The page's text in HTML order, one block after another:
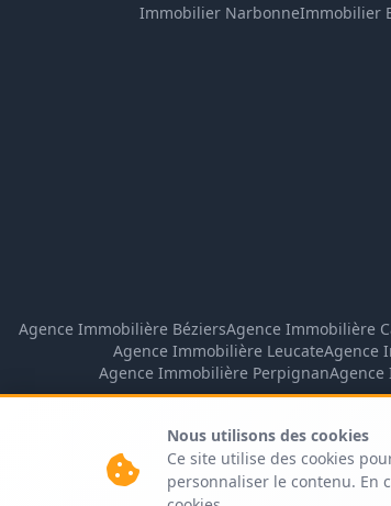
Nous utilisons des cookies
Ce site utilise des cookies
personnaliser le contenu. En
Immobilier NarbonneImmobilier
Agence Immobilière BéziersAgence Immobilière
Agence Immobilière LeucateAgence
Agence Immobilière PerpignanAgence